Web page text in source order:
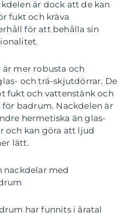
är dock att de kan
fukt och kräva
för att behålla sin
mer robusta och
och trä-skjutdörrar. De
fukt och vattenstänk och
badrum. Nackdelen är
hermetiska än glas-
och kan göra att ljud
lätt.
nackdelar med
har funnits i åratal